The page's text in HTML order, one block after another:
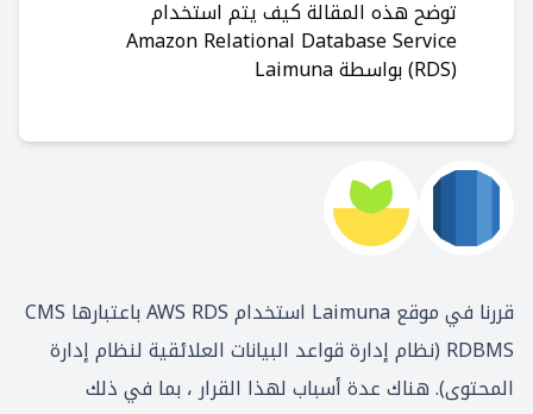
توضح هذه المقالة كيف يتم استخدام
Amazon Relational Database Service
(RDS) بواسطة Laimuna
قررنا في موقع Laimuna استخدام AWS RDS باعتبارها CMS
RDBMS (نظام إدارة قواعد البيانات العلائقية لنظام إدارة
المحتوى). هناك عدة أسباب لهذا القرار ، بما في ذلك